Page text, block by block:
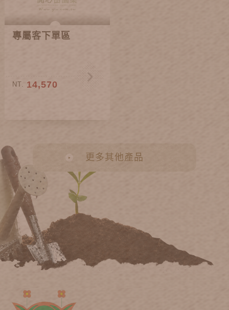
專屬客下單區
NT. 14,570
更多其他產品